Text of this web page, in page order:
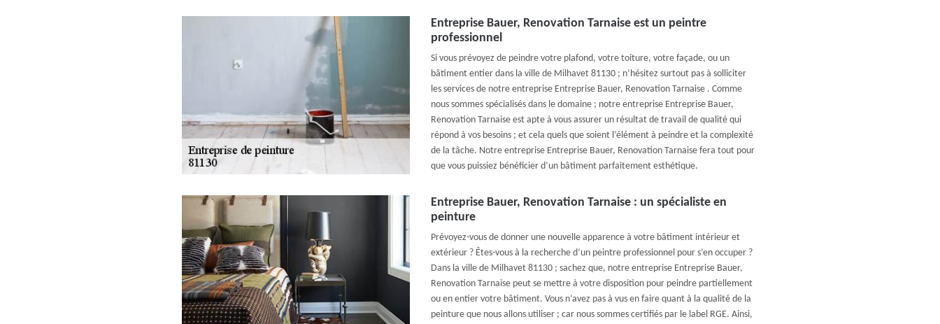
Entreprise Bauer, Renovation Tarnaise est un peintre
professionnel
Si vous prévoyez de peindre votre plafond, votre toiture, votre façade, ou un
bâtiment entier dans la ville de Milhavet 81130 ; n’hésitez surtout pas à solliciter
les services de notre entreprise Entreprise Bauer, Renovation Tarnaise . Comme
nous sommes spécialisés dans le domaine ; notre entreprise Entreprise Bauer,
Renovation Tarnaise est apte à vous assurer un résultat de travail de qualité qui
répond à vos besoins ; et cela quels que soient l’élément à peindre et la complexité
de la tâche. Notre entreprise Entreprise Bauer, Renovation Tarnaise fera tout pour
que vous puissiez bénéficier d’un bâtiment parfaitement esthétique.
Entreprise Bauer, Renovation Tarnaise : un spécialiste en
peinture
Prévoyez-vous de donner une nouvelle apparence à votre bâtiment intérieur et
extérieur ? Êtes-vous à la recherche d’un peintre professionnel pour s’en occuper ?
Dans la ville de Milhavet 81130 ; sachez que, notre entreprise Entreprise Bauer,
Renovation Tarnaise peut se mettre à votre disposition pour peindre partiellement
ou en entier votre bâtiment. Vous n’avez pas à vus en faire quant à la qualité de la
peinture que nous allons utiliser ; car nous sommes certifiés par le label RGE. Ainsi,